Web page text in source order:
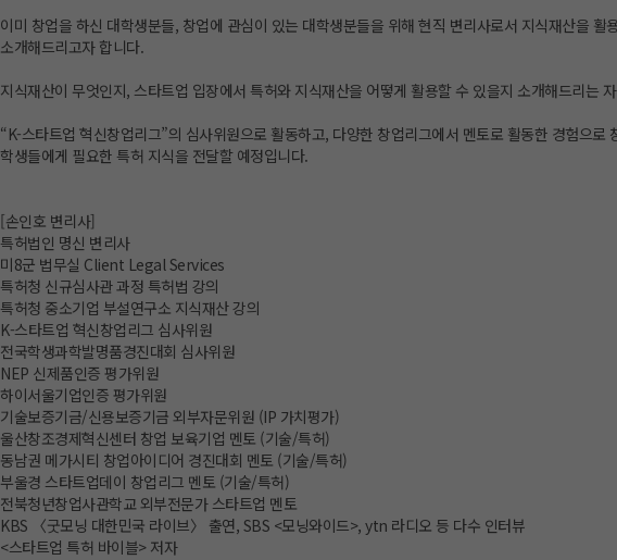
이미 창업을 하신 대학생분들, 창업에 관심이 있는 대학생분들을 위해 현직 변리사로서 지식재산을 활
소개해드리고자 합니다.
지식재산이 무엇인지, 스타트업 입장에서 특허와 지식재산을 어떻게 활용할 수 있을지 소개해드리는
“K-스타트업 혁신창업리그”의 심사위원으로 활동하고, 다양한 창업리그에서 멘토로 활동한 경험으로
학생들에게 필요한 특허 지식을 전달할 예정입니다.
[손인호 변리사]
특허법인 명신 변리사
미8군 법무실 Client Legal Services
특허청 신규심사관 과정 특허법 강의
특허청 중소기업 부설연구소 지식재산 강의
K-스타트업 혁신창업리그 심사위원
전국학생과학발명품경진대회 심사위원
NEP 신제품인증 평가위원
하이서울기업인증 평가위원
기술보증기금/신용보증기금 외부자문위원 (IP 가치평가)
울산창조경제혁신센터 창업 보육기업 멘토 (기술/특허)
동남권 메가시티 창업아이디어 경진대회 멘토 (기술/특허)
부울경 스타트업데이 창업리그 멘토 (기술/특허)
전북청년창업사관학교 외부전문가 스타트업 멘토
KBS 〈굿모닝 대한민국 라이브〉 출연, SBS <모닝와이드>, ytn 라디오 등 다수 인터뷰
<스타트업 특허 바이블> 저자